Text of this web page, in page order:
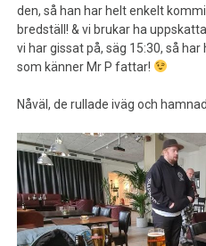
den, så han har helt enkelt
bredställ! & vi brukar ha
vi har gissat på, säg 15:30, så
som känner Mr P fattar!
Nåväl, de rullade iväg och